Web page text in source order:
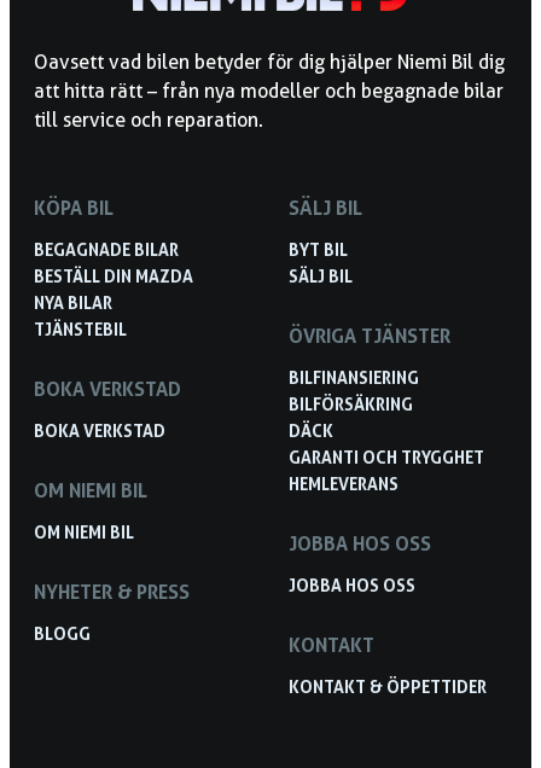
Oavsett vad bilen betyder för dig hjälper Niemi Bil dig
att hitta rätt – från nya modeller och begagnade bilar
till service och reparation.
KÖPA BIL
BEGAGNADE BILAR
BESTÄLL DIN MAZDA
NYA BILAR
TJÄNSTEBIL
BOKA VERKSTAD
BOKA VERKSTAD
OM NIEMI BIL
OM NIEMI BIL
NYHETER & PRESS
BLOGG
SÄLJ BIL
BYT BIL
SÄLJ BIL
ÖVRIGA TJÄNSTER
BILFINANSIERING
BILFÖRSÄKRING
DÄCK
GARANTI OCH TRYGGHET
HEMLEVERANS
JOBBA HOS OSS
JOBBA HOS OSS
KONTAKT
KONTAKT & ÖPPETTIDER